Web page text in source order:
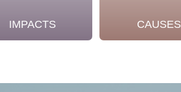
IMPACTS CAUSES